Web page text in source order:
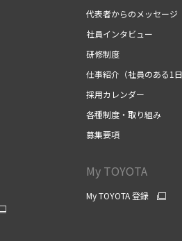
代表者からのメッセージ
社員インタビュー
研修制度
仕事紹介（社員のある1日
採用カレンダー
各種制度・取り組み
募集要項
My TOYOTA
My TOYOTA 登録